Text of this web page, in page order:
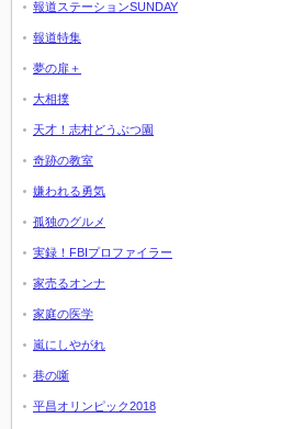
報道ステーションSUNDAY
報道特集
夢の扉＋
大相撲
天才！志村どうぶつ園
奇跡の教室
嫌われる勇気
孤独のグルメ
実録！FBIプロファイラー
家売るオンナ
家庭の医学
嵐にしやがれ
巷の噺
平昌オリンピック2018